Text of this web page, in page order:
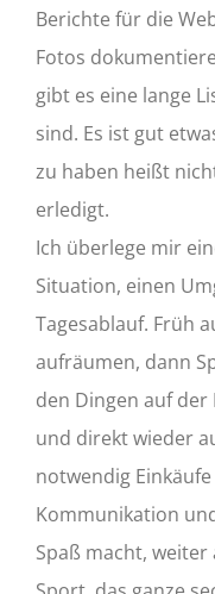
Berichte für die
Fotos
gibt es eine lange
sind. Es ist gut
zu haben heißt
erledigt.
Ich überlege mir
Situation, einen
Tagesablauf. Früh
aufräumen, dann
den Dingen auf
und direkt wieder
notwendig
Kommunikation
Spaß macht,